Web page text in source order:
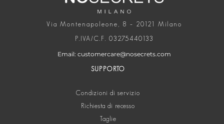
Via Montenapoleone, 8 – 20121 Milano
P.IVA/C.F. 03275440133
Email: customercare@nosecrets.com
SUPPORTO
Condizioni di servizio
Richiesta di recesso
Taglie